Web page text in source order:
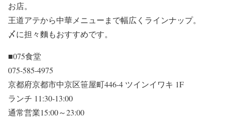
お店。
王道アテから中華メニューまで幅広くラインナップ。
〆に担々麵もおすすめです。
■075食堂
075-585-4975
京都府京都市中京区笹屋町446-4 ツインイワキ 1F
ランチ 11:30-13:00
通常営業15:00～23:00